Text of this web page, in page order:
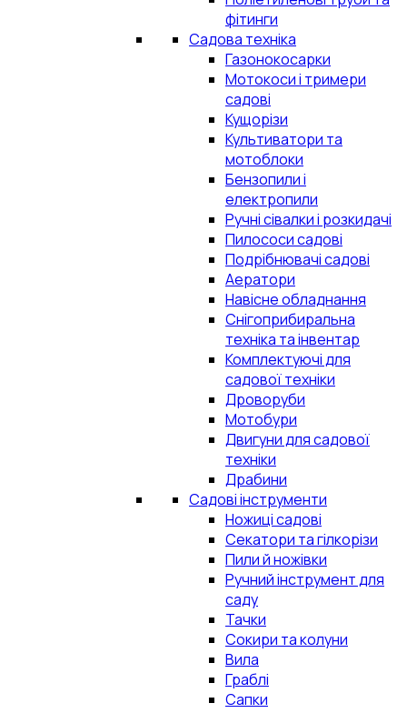
фітинги
Садова техніка
Газонокосарки
Мотокоси і тримери
садові
Кущорізи
Культиватори та
мотоблоки
Бензопили і
електропили
Ручні сівалки і розкидачі
Пилососи садові
Подрібнювачі садові
Аератори
Навісне обладнання
Снігоприбиральна
техніка та інвентар
Комплектуючі для
садової техніки
Дроворуби
Мотобури
Двигуни для садової
техніки
Драбини
Садові інструменти
Ножиці садові
Секатори та гілкорізи
Пили й ножівки
Ручний інструмент для
саду
Тачки
Сокири та колуни
Вила
Граблі
Сапки